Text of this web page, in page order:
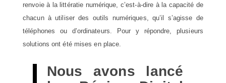
renvoie à la littératie numérique, c’est-à-dire à la capacité de
chacun à utiliser des outils numériques, qu’il s’agisse de
téléphones ou d’ordinateurs. Pour y répondre, plusieurs
solutions ont été mises en place.
Nous avons lancé